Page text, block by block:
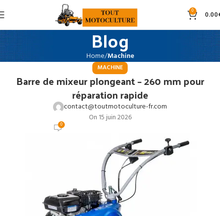
0 0.00
Blog
Home Machine
MACHINE
Barre de mixeur plongeant – 260 mm pour
réparation rapide
contact@toutmotoculture-fr.com
On 15 juin 2026
0